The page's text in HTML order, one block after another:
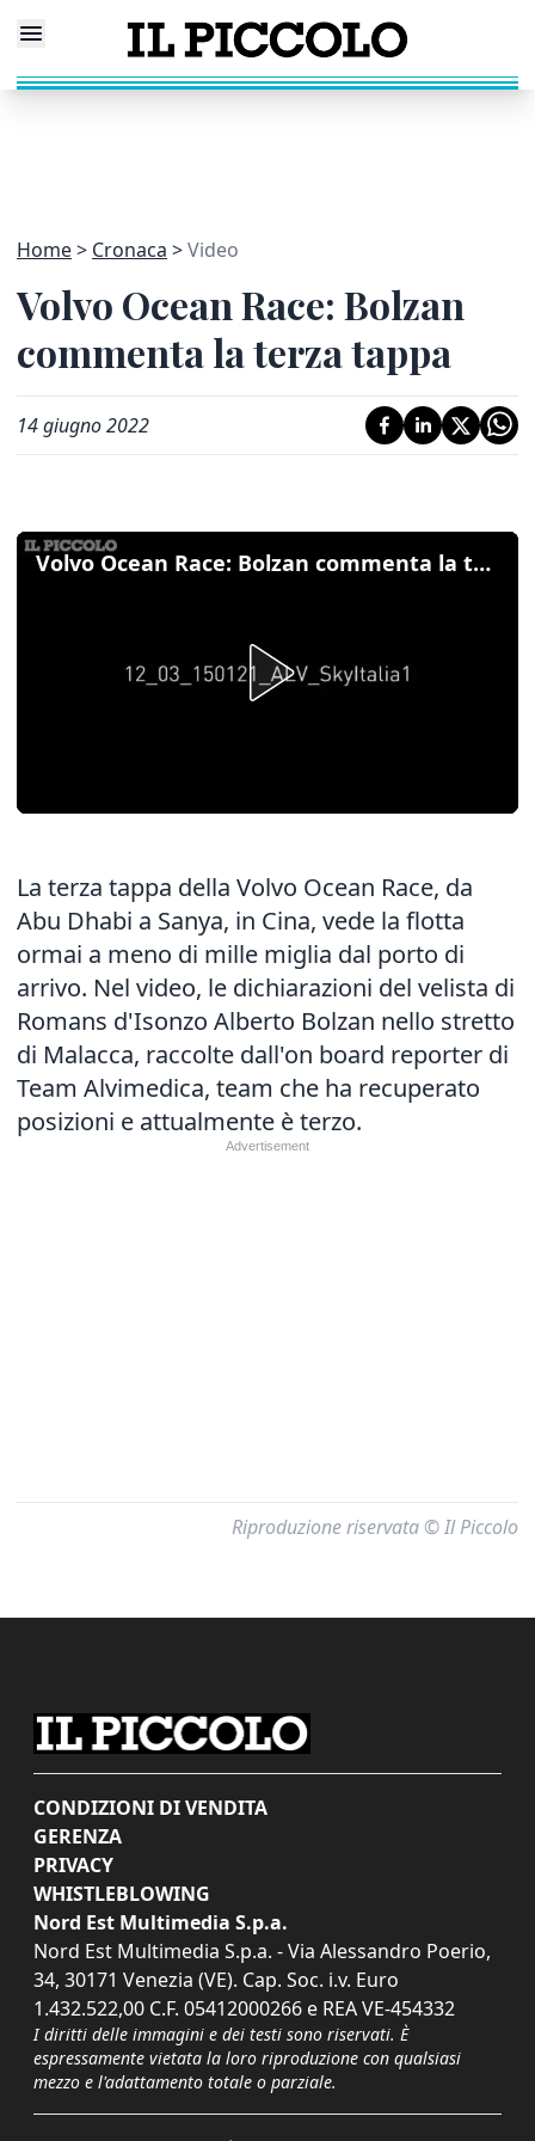
Home Cronaca Video
Volvo Ocean Race: Bolzan
commenta la terza tappa
14 giugno 2022
Volvo Ocean Race: Bolzan commenta la terza tappa
La terza tappa della Volvo Ocean Race, da
Abu Dhabi a Sanya, in Cina, vede la flotta
ormai a meno di mille miglia dal porto di
arrivo. Nel video, le dichiarazioni del velista di
Romans d'Isonzo Alberto Bolzan nello stretto
di Malacca, raccolte dall'on board reporter di
Team Alvimedica, team che ha recuperato
posizioni e attualmente è terzo.
Riproduzione riservata © Il Piccolo
CONDIZIONI DI VENDITA
GERENZA
PRIVACY
WHISTLEBLOWING
Nord Est Multimedia S.p.a.
Nord Est Multimedia S.p.a. - Via Alessandro Poerio,
34, 30171 Venezia (VE). Cap. Soc. i.v. Euro
1.432.522,00 C.F. 05412000266 e REA VE-454332
I diritti delle immagini e dei testi sono riservati. È
espressamente vietata la loro riproduzione con qualsiasi
mezzo e l'adattamento totale o parziale.